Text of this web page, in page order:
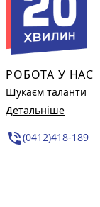
РОБОТА У НАС
Шукаєм таланти
Детальніше
phone_in_talk(0412)418-189